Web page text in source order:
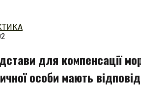
для компенсації
особи мають